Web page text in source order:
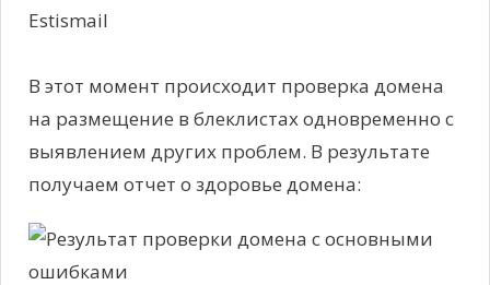
В этот момент происходит проверка домена
на размещение в блеклистах одновременно с
выявлением других проблем. В результате
получаем отчет о здоровье домена: